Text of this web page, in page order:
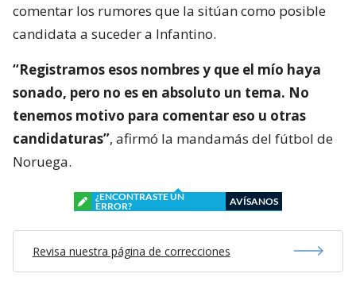
comentar los rumores que la sitúan como posible
candidata a suceder a Infantino.
“Registramos esos nombres y que el mío haya
sonado, pero no es en absoluto un tema. No
tenemos motivo para comentar eso u otras
candidaturas”, afirmó la mandamás del fútbol de
Noruega.
¿ENCONTRASTE UN
ERROR?
AVÍSANOS
Revisa nuestra página de correcciones